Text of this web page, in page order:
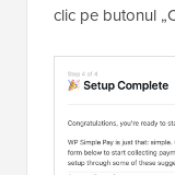
clic pe butonul